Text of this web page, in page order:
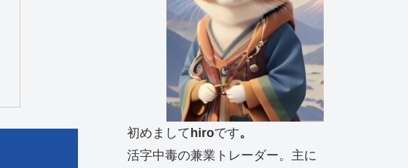
初めましてhiroです。
活字中毒の兼業トレーダー。主に